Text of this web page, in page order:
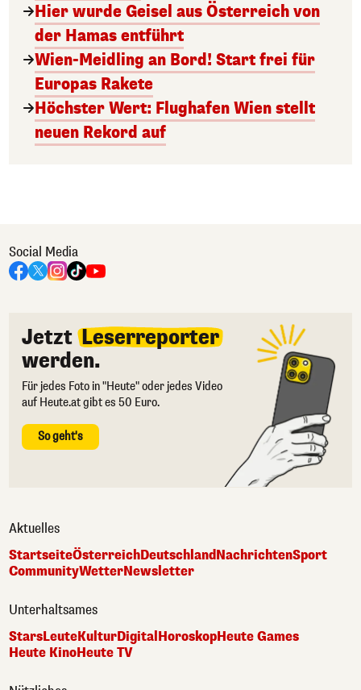
Hier wurde Geisel aus Österreich von
der Hamas entführt
Wien-Meidling an Bord! Start frei für
Europas Rakete
Höchster Wert: Flughafen Wien stellt
neuen Rekord auf
Social Media
Jetzt Leserreporter
werden.
Für jedes Foto in "Heute" oder jedes Video
auf Heute.at gibt es 50 Euro.
So geht's
Aktuelles
StartseiteÖsterreichDeutschlandNachrichtenSport
CommunityWetterNewsletter
Unterhaltsames
StarsLeuteKulturDigital HoroskopHeute Games
Heute KinoHeute TV